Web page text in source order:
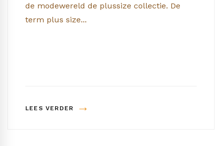
bent; lente, zomer, herfst of winter. En dat je
ook...
LEES VERDER